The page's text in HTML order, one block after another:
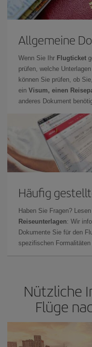
Allgemeine
Wenn Sie Ihr Flugticket
prüfen, welche
können Sie prüfen, ob
ein Visum, einen
anderes Dokument
Häufig
Haben Sie Fragen?
Reiseunterlagen: Wir
Dokumente Sie für den
spezifischen
Nützliche
Flüge